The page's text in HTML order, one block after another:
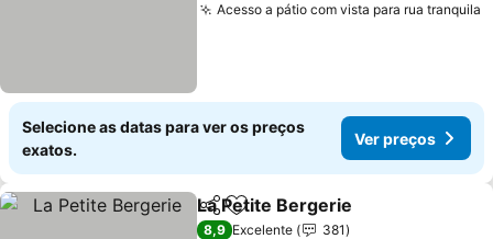
Acesso a pátio com vista para rua tranquila
Selecione as datas para ver os preços
exatos.
Ver preços
PartilharAdicionar aos favoritos
La Petite Bergerie
8,9 Excelente
381